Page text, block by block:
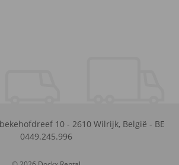
10 - 2610 Wilrijk, België - BE
0449.245.996